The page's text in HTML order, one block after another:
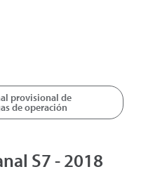
provisional de
de operación
S7 - 2018